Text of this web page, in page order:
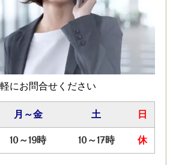
にお問合せください
月～金 土 日
10～19時 10～17時 休